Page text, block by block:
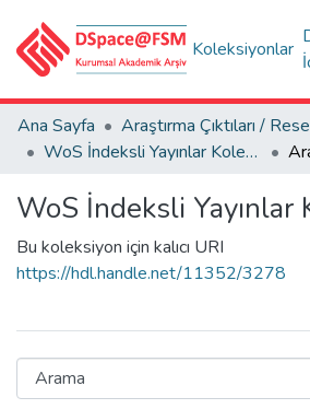
Koleksiyonlar
Ana Sayfa
WoS İndeksli Yayınlar Koleksiyonu
WoS İndeksli Yayınlar
Bu koleksiyon için kalıcı URI
https://hdl.handle.net/11352/3278